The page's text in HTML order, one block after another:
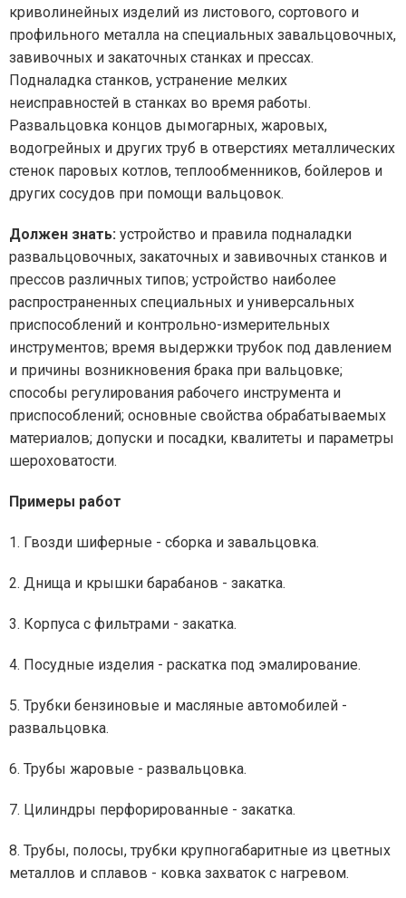
криволинейных изделий из листового, сортового и
профильного металла на специальных завальцовочных,
завивочных и закаточных станках и прессах.
Подналадка станков, устранение мелких
неисправностей в станках во время работы.
Развальцовка концов дымогарных, жаровых,
водогрейных и других труб в отверстиях металлических
стенок паровых котлов, теплообменников, бойлеров и
других сосудов при помощи вальцовок.
Должен знать: устройство и правила подналадки
развальцовочных, закаточных и завивочных станков и
прессов различных типов; устройство наиболее
распространенных специальных и универсальных
приспособлений и контрольно-измерительных
инструментов; время выдержки трубок под давлением
и причины возникновения брака при вальцовке;
способы регулирования рабочего инструмента и
приспособлений; основные свойства обрабатываемых
материалов; допуски и посадки, квалитеты и параметры
шероховатости.
Примеры работ
1. Гвозди шиферные - сборка и завальцовка.
2. Днища и крышки барабанов - закатка.
3. Корпуса с фильтрами - закатка.
4. Посудные изделия - раскатка под эмалирование.
5. Трубки бензиновые и масляные автомобилей -
развальцовка.
6. Трубы жаровые - развальцовка.
7. Цилиндры перфорированные - закатка.
8. Трубы, полосы, трубки крупногабаритные из цветных
металлов и сплавов - ковка захваток с нагревом.